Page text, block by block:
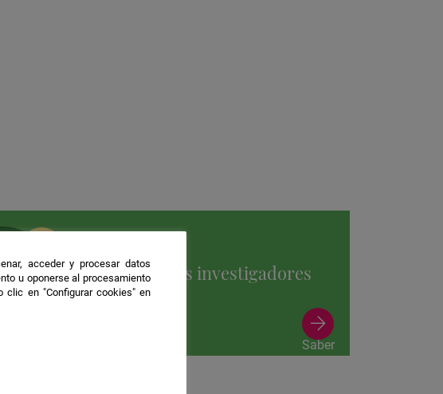
Conoce a los investigadores
de Huelva
Saber
acceder y procesar datos
u oponerse al procesamiento
clic en "Configurar cookies" en